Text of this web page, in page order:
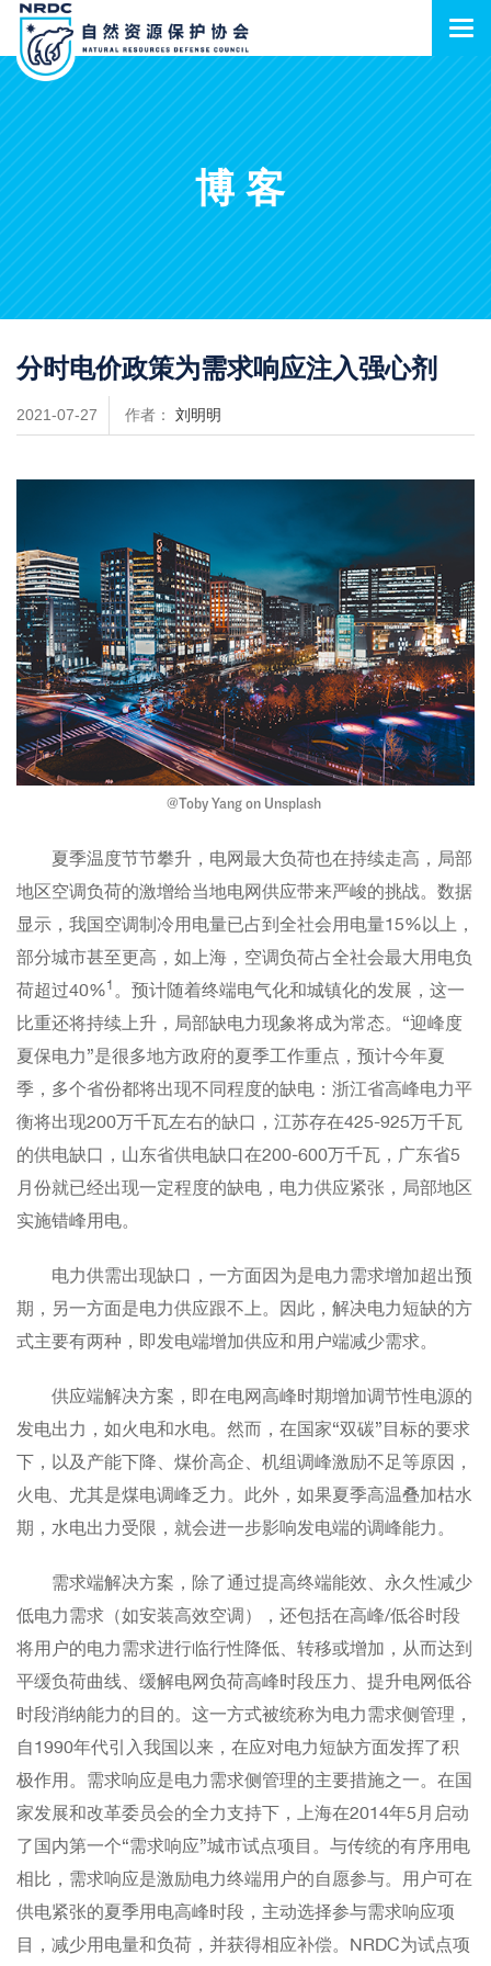
博客
分时电价政策为需求响应注入强心剂
2021-07-27 作者： 刘明明
@Toby Yang on Unsplash
夏季温度节节攀升，电网最大负荷也在持续走高，局部
地区空调负荷的激增给当地电网供应带来严峻的挑战。数据
显示，我国空调制冷用电量已占到全社会用电量15%以上，
部分城市甚至更高，如上海，空调负荷占全社会最大用电负
荷超过40%1 。预计随着终端电气化和城镇化的发展，这一
比重还将持续上升，局部缺电力现象将成为常态。“迎峰度
夏保电力”是很多地方政府的夏季工作重点，预计今年夏
季，多个省份都将出现不同程度的缺电：浙江省高峰电力平
衡将出现200万千瓦左右的缺口，江苏存在425-925万千瓦
的供电缺口，山东省供电缺口在200-600万千瓦，广东省5
月份就已经出现一定程度的缺电，电力供应紧张，局部地区
实施错峰用电。
电力供需出现缺口，一方面因为是电力需求增加超出预
期，另一方面是电力供应跟不上。因此，解决电力短缺的方
式主要有两种，即发电端增加供应和用户端减少需求。
供应端解决方案，即在电网高峰时期增加调节性电源的
发电出力，如火电和水电。然而，在国家“双碳”目标的要求
下，以及产能下降、煤价高企、机组调峰激励不足等原因，
火电、尤其是煤电调峰乏力。此外，如果夏季高温叠加枯水
期，水电出力受限，就会进一步影响发电端的调峰能力。
需求端解决方案，除了通过提高终端能效、永久性减少
低电力需求（如安装高效空调），还包括在高峰/低谷时段
将用户的电力需求进行临行性降低、转移或增加，从而达到
平缓负荷曲线、缓解电网负荷高峰时段压力、提升电网低谷
时段消纳能力的目的。这一方式被统称为电力需求侧管理，
自1990年代引入我国以来，在应对电力短缺方面发挥了积
极作用。需求响应是电力需求侧管理的主要措施之一。在国
家发展和改革委员会的全力支持下，上海在2014年5月启动
了国内第一个“需求响应”城市试点项目。与传统的有序用电
相比，需求响应是激励电力终端用户的自愿参与。用户可在
供电紧张的夏季用电高峰时段，主动选择参与需求响应项
目，减少用电量和负荷，并获得相应补偿。NRDC为试点项